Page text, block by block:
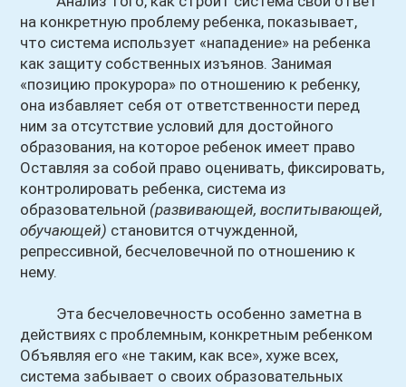
на конкретную проблему ребенка, показывает,
что система использует «нападение» на ребенка
как защиту собственных изъянов. Занимая
«позицию прокурора» по отношению к ребенку,
она избавляет себя от ответственности перед
ним за отсутствие условий для достойного
образования, на которое ребенок имеет право
Оставляя за собой право оценивать, фиксировать,
контролировать ребенка, система из
образовательной (развивающей, воспитывающей,
обучающей) становится отчужденной,
репрессивной, бесчеловечной по отношению к
нему.
Эта бесчеловечность особенно заметна в
действиях с проблемным, конкретным ребенком
Объявляя его «не таким, как все», хуже всех,
система забывает о своих образовательных